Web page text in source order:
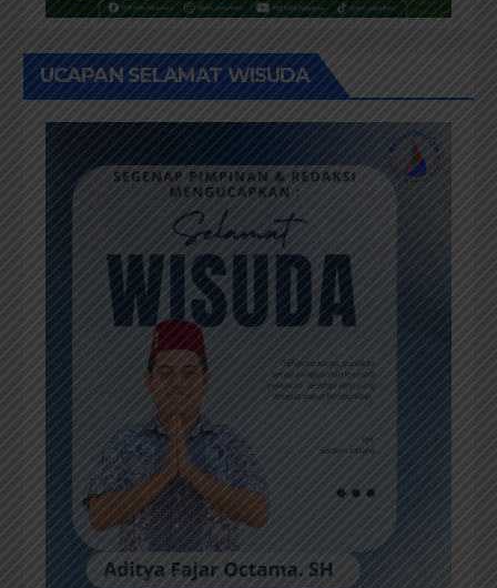
UCAPAN SELAMAT WISUDA